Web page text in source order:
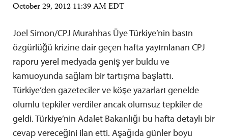
October 29, 2012 11:39 AM EDT
Joel Simon/CPJ Murahhas Üye Türkiye’nin basın
özgürlüğü krizine dair geçen hafta yayımlanan CPJ
raporu yerel medyada geniş yer buldu ve
kamuoyunda sağlam bir tartışma başlattı.
Türkiye’den gazeteciler ve köşe yazarları genelde
olumlu tepkiler verdiler ancak olumsuz tepkiler de
geldi. Türkiye’nin Adalet Bakanlığı bu hafta detaylı bir
cevap vereceğini ilan etti. Aşağıda günler boyu